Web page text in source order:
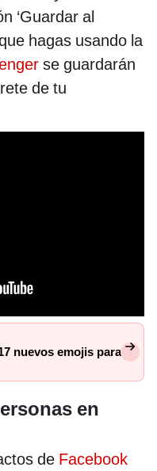
‘Guardar al
hagas usando la
se guardarán
de tu
nuevos emojis para
en
de Facebook